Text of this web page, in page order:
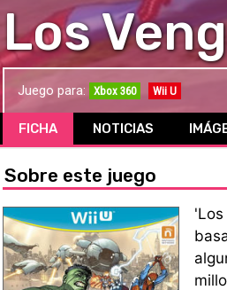
Los
Juego para: Xbox 360 Wii U
FICHA NOTICIAS
Sobre este juego